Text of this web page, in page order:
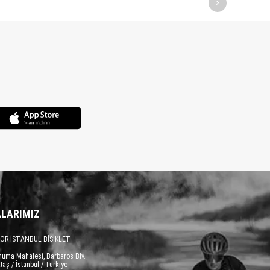
İSTANBUL BİSİKLET
Mahalesi, Barbaros Blv.
/ İstanbul / Türkiye